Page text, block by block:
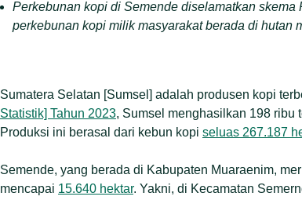
Perkebunan kopi di Semende diselamatkan
perkebunan kopi milik masyarakat berada di hutan
Sumatera Selatan [Sumsel] adalah produsen kopi
Statistik] Tahun 2023, Sumsel menghasilkan 198 ribu
Produksi ini berasal dari kebun kopi seluas 267.187
Semende, yang berada di Kabupaten Muaraenim,
mencapai 15.640 hektar. Yakni, di Kecamatan